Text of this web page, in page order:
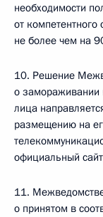
необходимости
от компетентного
не более чем на
10. Решение
о замораживании
лица
размещению на
официальный
11.
о принятом в